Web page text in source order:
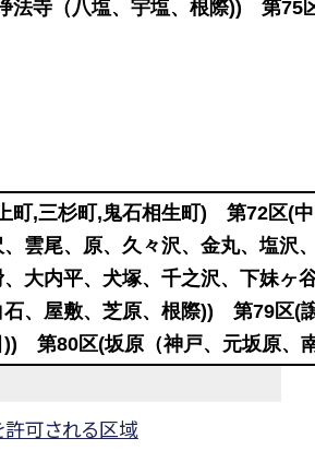
法寺（八塩、宇塩、根際)) 第75
町,三杉町,鬼石相生町) 第72区(
、雲尾、原、久々沢、金丸、塩
、大内平、犬塚、千之沢、下妹
石、屋敷、芝原、根際)) 第79区(
)) 第80区(坂原（神戸、元坂原、
可される区域